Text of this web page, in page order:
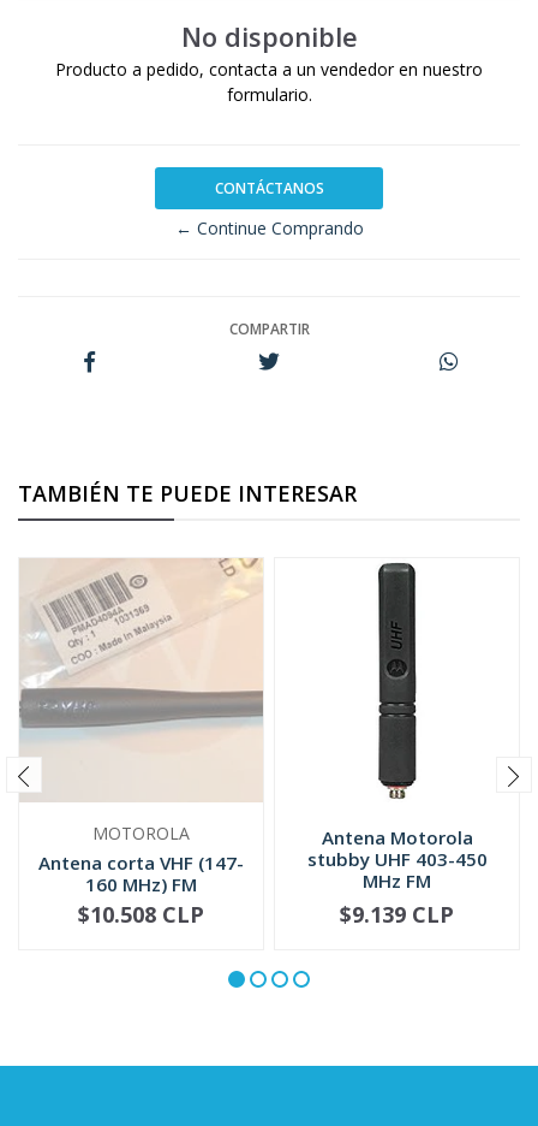
No disponible
Producto a pedido, contacta a un vendedor en nuestro
formulario.
CONTÁCTANOS
← Continue Comprando
COMPARTIR
TAMBIÉN TE PUEDE INTERESAR
MOTOROLA
Antena corta VHF (147-
160 MHz) FM
PMAD4094
NO DISPONIBLE
$10.508 CLP
Antena Motorola
stubby UHF 403-450
MHz FM
+
$9.139 CLP